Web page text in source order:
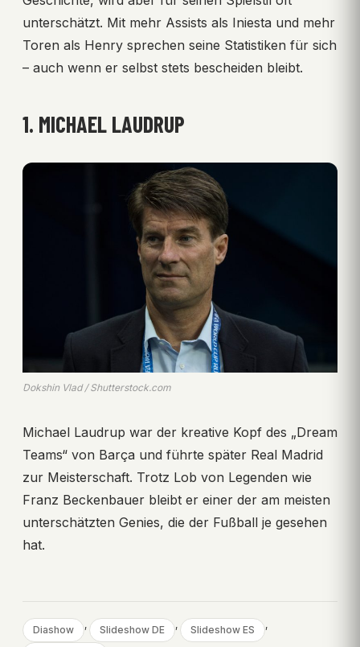
unterschätzt. Mit mehr Assists als Iniesta und mehr
Toren als Henry sprechen seine Statistiken für sich
– auch wenn er selbst stets bescheiden bleibt.
1. MICHAEL LAUDRUP
Dokshin Vlad / Shutterstock.com
Michael Laudrup war der kreative Kopf des „Dream
Teams“ von Barça und führte später Real Madrid
zur Meisterschaft. Trotz Lob von Legenden wie
Franz Beckenbauer bleibt er einer der am meisten
unterschätzten Genies, die der Fußball je gesehen
hat.
Diashow , Slideshow DE , Slideshow ES ,